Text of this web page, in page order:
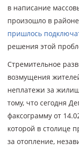
в написание
произошло в
пришлось
решения этой
Стремительное
возмущения
неплатежи за
тому, что сегодня
факсограмму от
которой в столице
за отопление,